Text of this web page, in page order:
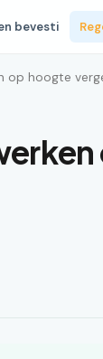
bevesti
op hoogte